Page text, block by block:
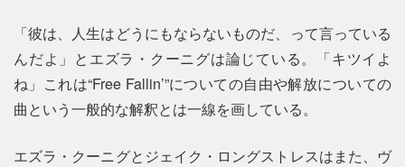
「彼は、人生はどうにもならないものだ、って言っている
んだよ」とエズラ・クーニグは論じている。「キツイよ
ね」これは“Free Fallin’”についての自由や解放についての
曲という一般的な解釈とは一線を画している。
エズラ・クーニグとジェイク・ロングストレスはまた、ヴ